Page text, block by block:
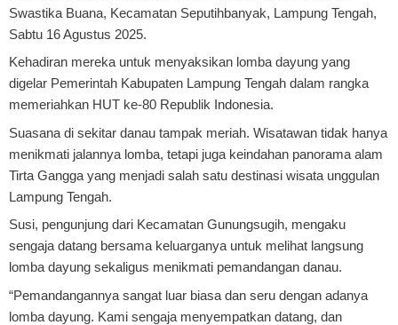
Swastika Buana, Kecamatan Seputihbanyak, Lampung Tengah,
Sabtu 16 Agustus 2025.
Kehadiran mereka untuk menyaksikan lomba dayung yang
digelar Pemerintah Kabupaten Lampung Tengah dalam rangka
memeriahkan HUT ke-80 Republik Indonesia.
Suasana di sekitar danau tampak meriah. Wisatawan tidak hanya
menikmati jalannya lomba, tetapi juga keindahan panorama alam
Tirta Gangga yang menjadi salah satu destinasi wisata unggulan
Lampung Tengah.
Susi, pengunjung dari Kecamatan Gunungsugih, mengaku
sengaja datang bersama keluarganya untuk melihat langsung
lomba dayung sekaligus menikmati pemandangan danau.
“Pemandangannya sangat luar biasa dan seru dengan adanya
lomba dayung. Kami sengaja menyempatkan datang, dan